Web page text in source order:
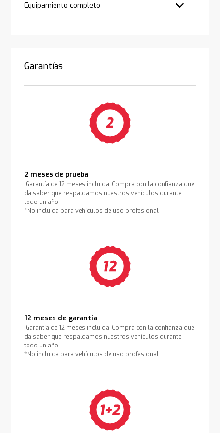
Equipamiento completo
Garantías
2 meses de prueba
¡Garantía de 12 meses incluida! Compra con la confianza que
da saber que respaldamos nuestros vehículos durante
todo un año.
*No incluida para vehículos de uso profesional
12 meses de garantía
¡Garantía de 12 meses incluida! Compra con la confianza que
da saber que respaldamos nuestros vehículos durante
todo un año.
*No incluida para vehículos de uso profesional